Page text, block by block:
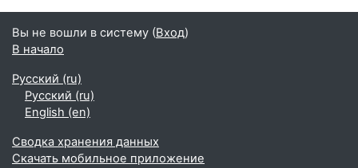
Вы не вошли в систему (Вход)
В начало
Русский ‎(ru)‎
Русский ‎(ru)‎
English ‎(en)‎
Сводка хранения данных
Скачать мобильное приложение